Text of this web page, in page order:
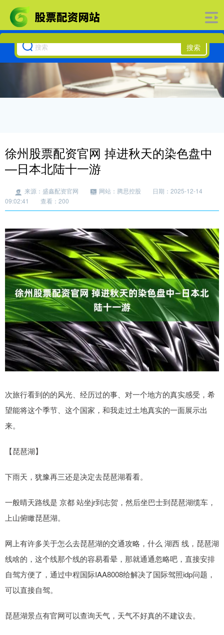
搜索
徐州股票配资官网 掉进秋天的染色盘中
—日本北陆十一游
来源：盛鑫配资官网 网站：腾思控股
日期：2025-12-14
09:02:41
查看：200
次旅行看到的的风光、经历过的事、对一个地方的真实感受，希
望能将这个季节、这个国家，和我走过土地真实的一面展示出
来。
【琵琶湖】
下雨天，犹豫再三还是决定去琵琶湖看看。
一般晴天路线是 京都 站坐jr到志贺，然后坐巴士到琵琶湖缆车，
上山俯瞰琵琶湖。
网上有许多关于怎么去琵琶湖的交通攻略，什么 湖西 线，琵琶湖
线啥的，这个线那个线的容易看晕，那就通通忽略吧，直接安排
自驾方便了，通过中程国际IAA8008给解决了国际驾照idp问题，
可以直接自驾。
琵琶湖景点有官网可以查询天气，天气不好真的不建议去。